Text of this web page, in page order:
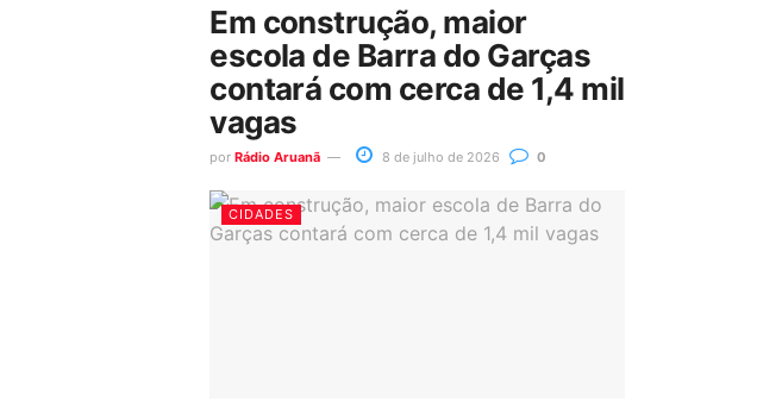
Em construção, maior
escola de Barra do Garças
contará com cerca de 1,4 mil
vagas
por Rádio Aruanã 8 de julho de 2026 0
CIDADES